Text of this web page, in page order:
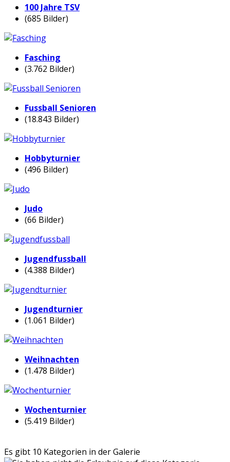
100 Jahre TSV
(685 Bilder)
Fasching
(3.762 Bilder)
Fussball Senioren
(18.843 Bilder)
Hobbyturnier
(496 Bilder)
Judo
(66 Bilder)
Jugendfussball
(4.388 Bilder)
Jugendturnier
(1.061 Bilder)
Weihnachten
(1.478 Bilder)
Wochenturnier
(5.419 Bilder)
Es gibt 10 Kategorien in der Galerie